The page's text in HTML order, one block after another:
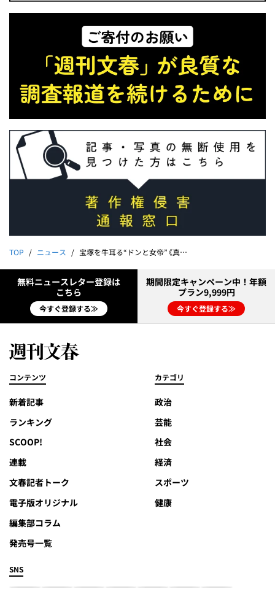
TOP ニュース 宝塚を牛耳る“ドンと女帝”《真相追及第10弾》タカラジェンヌ飛び降り事件
無料ニュースレター登録は
こちら
今すぐ登録する≫
期間限定キャンペーン中！年額
プラン9,999円
今すぐ登録する≫
コンテンツ
新着記事
ランキング
SCOOP!
連載
文春記者トーク
電子版オリジナル
編集部コラム
発売号一覧
カテゴリ
政治
芸能
社会
経済
スポーツ
健康
SNS